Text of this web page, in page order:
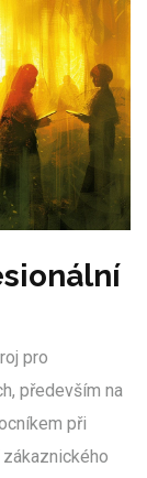
pro
především na
při